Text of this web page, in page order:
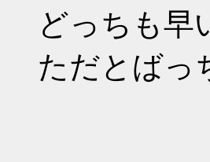
どっちも
ただとばっ